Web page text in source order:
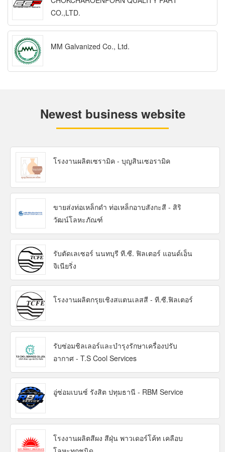
CO.,LTD.
MM Galvanized Co., Ltd.
Newest business website
โรงงานผลิตเซรามิค - บุญสินเซอรามิค
ขายส่งท่อเหล็กดำ ท่อเหล็กอาบสังกะสี - สิริ
วัฒน์โลหะภัณฑ์
รับตัดเลเซอร์ นนทบุรี ที.ซี. ฟิลเตอร์ แอนด์เอ็น
จิเนียริ่ง
โรงงานผลิตกรุยเชิงสแตนเลสสี - ที.ซี.ฟิลเตอร์
รับซ่อมชิลเลอร์และบำรุงรักษาเครื่องปรับ
อากาศ - T.S Cool Services
อู่ซ่อมเบนซ์ รังสิต ปทุมธานี - RBM Service
โรงงานผลิตสีผง สีฝุ่น พาวเดอร์โค้ท เคลือบ